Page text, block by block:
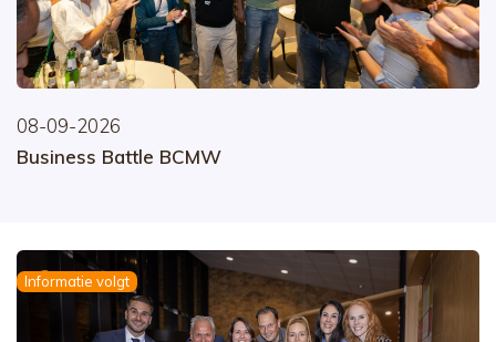
08-09-2026
Business Battle BCMW
Informatie volgt